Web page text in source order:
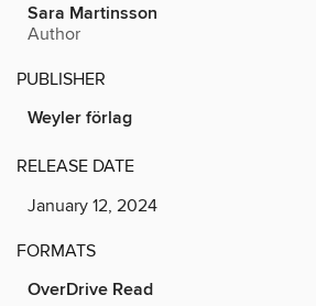
Sara Martinsson
Author
PUBLISHER
Weyler förlag
RELEASE DATE
January 12, 2024
FORMATS
OverDrive Read